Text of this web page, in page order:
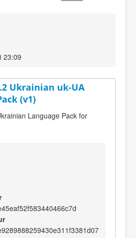
23:09
Ukrainian uk-UA
(v1)
Language Pack for